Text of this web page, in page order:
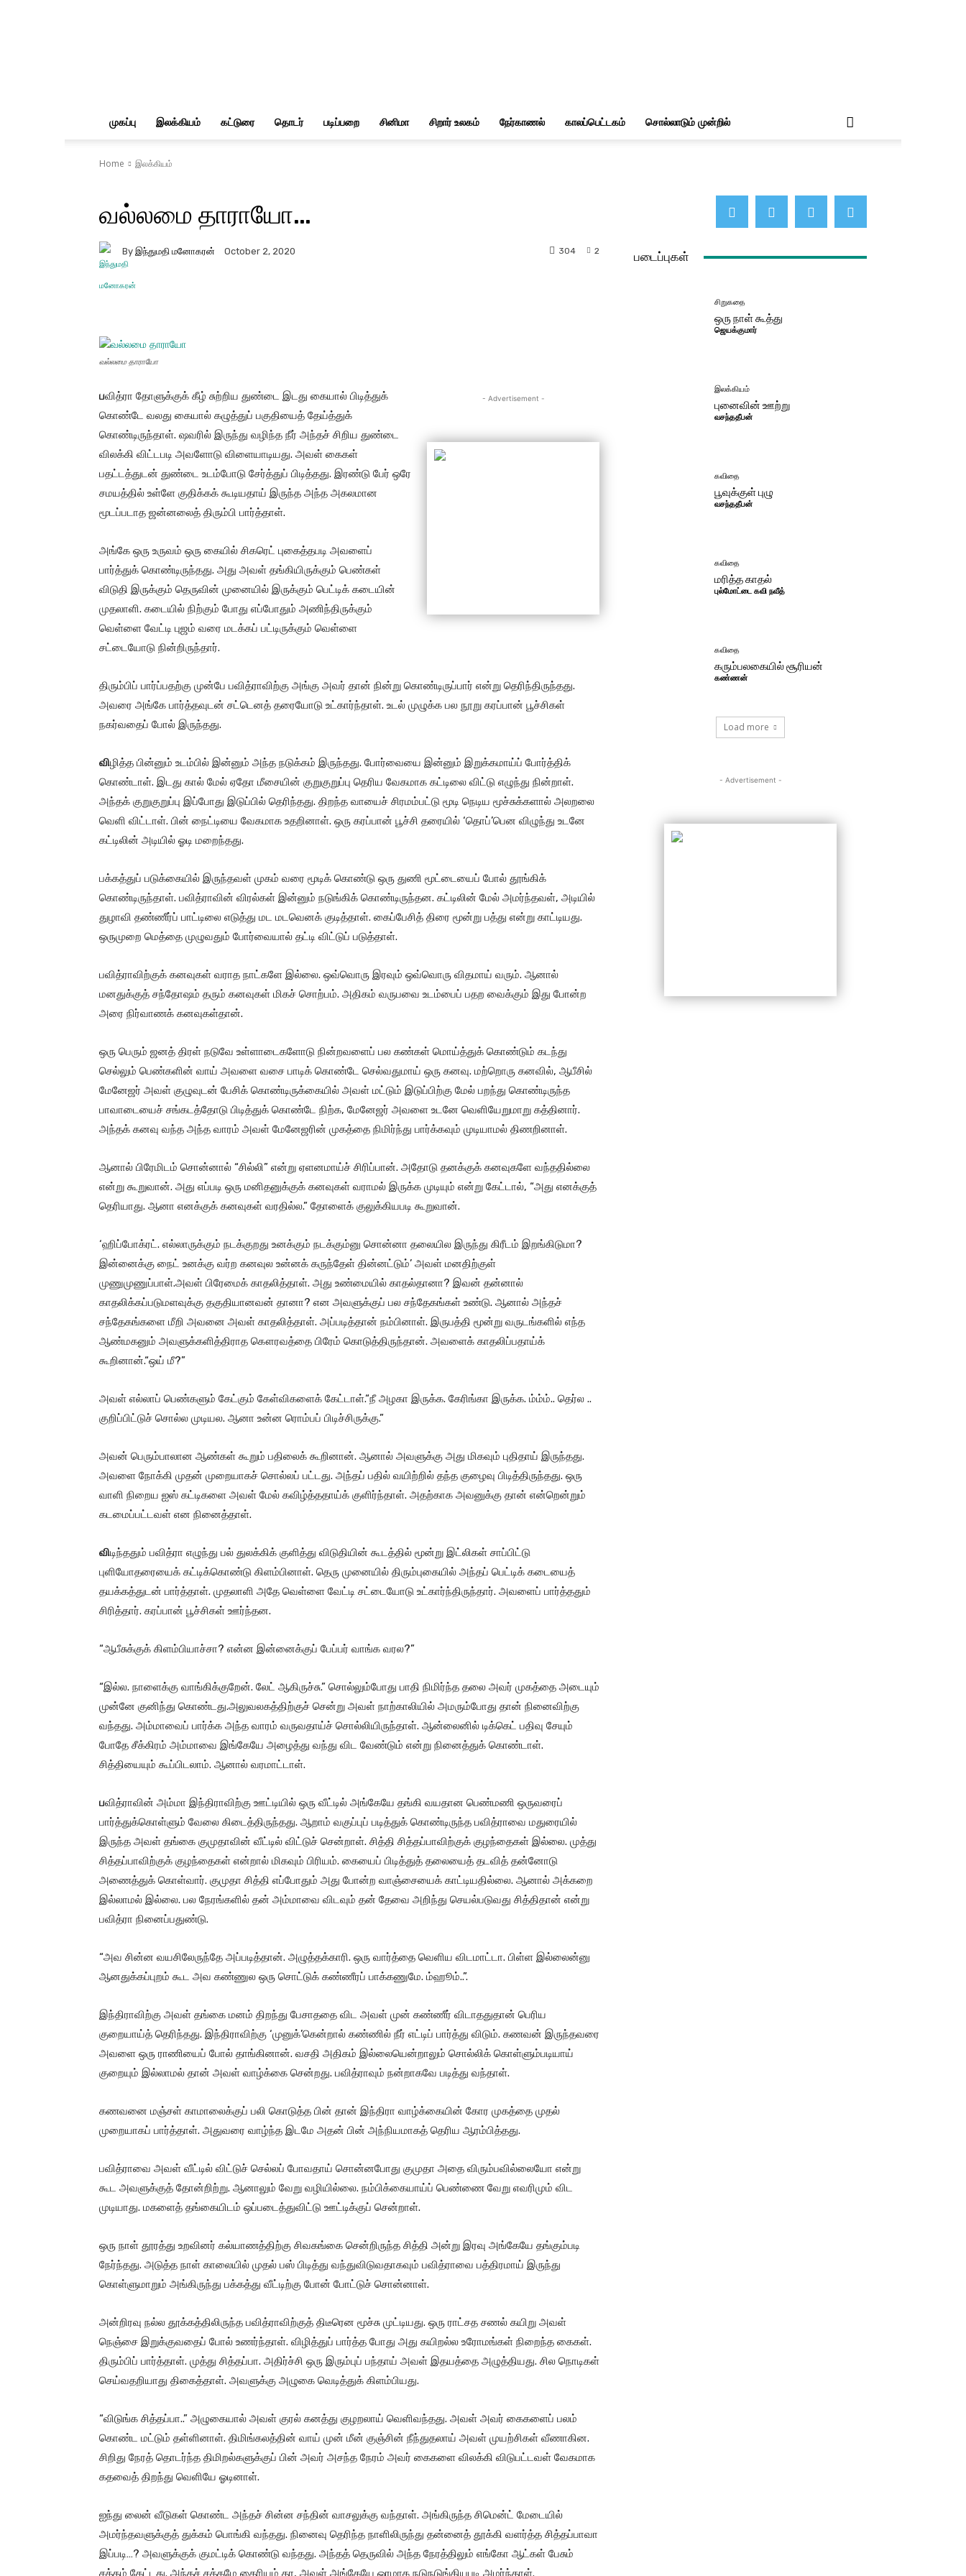
முகப்பு இலக்கியம் கட்டுரை தொடர் படிப்பறை சினிமா சிறார் உலகம் நேர்காணல் காலப்பெட்டகம் சொல்லாடும் முன்றில்
Home இலக்கியம்
வல்லமை தாராயோ…
By இந்துமதி மனோகரன் October 2, 2020 2
304
வல்லமை தாராயோ
- Advertisement -
பவித்ரா தோளுக்குக் கீழ் சுற்றிய துண்டை இடது கையால் பிடித்துக்
கொண்டே வலது கையால் கழுத்துப் பகுதியைத் தேய்த்துக்
கொண்டிருந்தாள். ஷவரில் இருந்து வழிந்த நீர் அந்தச் சிறிய துண்டை
விலக்கி விட்டபடி அவளோடு விளையாடியது. அவள் கைகள்
பதட்டத்துடன் துண்டை உடம்போடு சேர்த்துப் பிடித்தது. இரண்டு பேர் ஒரே
சமயத்தில் உள்ளே குதிக்கக் கூடியதாய் இருந்த அந்த அகலமான
மூடப்படாத ஜன்னலைத் திரும்பி பார்த்தாள்.
அங்கே ஒரு உருவம் ஒரு கையில் சிகரெட் புகைத்தபடி அவளைப்
பார்த்துக் கொண்டிருந்தது. அது அவள் தங்கியிருக்கும் பெண்கள்
விடுதி இருக்கும் தெருவின் முனையில் இருக்கும் பெட்டிக் கடையின்
முதலாளி. கடையில் நிற்கும் போது எப்போதும் அணிந்திருக்கும்
வெள்ளை வேட்டி புஜம் வரை மடக்கப் பட்டிருக்கும் வெள்ளை
சட்டையோடு நின்றிருந்தார்.
திரும்பிப் பார்ப்பதற்கு முன்பே பவித்ராவிற்கு அங்கு அவர் தான் நின்று கொண்டிருப்பார் என்று தெரிந்திருந்தது.
அவரை அங்கே பார்த்தவுடன் சட்டெனத் தரையோடு உட்கார்ந்தாள். உடல் முழுக்க பல நூறு கரப்பான் பூச்சிகள்
நகர்வதைப் போல் இருந்தது.
விழித்த பின்னும் உடம்பில் இன்னும் அந்த நடுக்கம் இருந்தது. போர்வையை இன்னும் இறுக்கமாய்ப் போர்த்திக்
கொண்டாள். இடது கால் மேல் ஏதோ மீசையின் குறுகுறுப்பு தெரிய வேகமாக கட்டிலை விட்டு எழுந்து நின்றாள்.
அந்தக் குறுகுறுப்பு இப்போது இடுப்பில் தெரிந்தது. திறந்த வாயைச் சிரமம்பட்டு மூடி நெடிய மூச்சுக்களால் அலறலை
வெளி விட்டாள். பின் நைட்டியை வேகமாக உதறினாள். ஒரு கரப்பான் பூச்சி தரையில் ‘தொப்’பென விழுந்து உடனே
கட்டிலின் அடியில் ஓடி மறைந்தது.
பக்கத்துப் படுக்கையில் இருந்தவள் முகம் வரை மூடிக் கொண்டு ஒரு துணி மூட்டையைப் போல் தூங்கிக்
கொண்டிருந்தாள். பவித்ராவின் விரல்கள் இன்னும் நடுங்கிக் கொண்டிருந்தன. கட்டிலின் மேல் அமர்ந்தவள், அடியில்
துழாவி தண்ணீர்ப் பாட்டிலை எடுத்து மட மடவெனக் குடித்தாள். கைப்பேசித் திரை மூன்று பத்து என்று காட்டியது.
ஒருமுறை மெத்தை முழுவதும் போர்வையால் தட்டி விட்டுப் படுத்தாள்.
பவித்ராவிற்குக் கனவுகள் வராத நாட்களே இல்லை. ஒவ்வொரு இரவும் ஒவ்வொரு விதமாய் வரும். ஆனால்
மனதுக்குத் சந்தோஷம் தரும் கனவுகள் மிகச் சொற்பம். அதிகம் வருபவை உடம்பைப் பதற வைக்கும் இது போன்ற
அரை நிர்வாணக் கனவுகள்தான்.
ஒரு பெரும் ஜனத் திரள் நடுவே உள்ளாடைகளோடு நின்றவளைப் பல கண்கள் மொய்த்துக் கொண்டும் கடந்து
செல்லும் பெண்களின் வாய் அவளை வசை பாடிக் கொண்டே செல்வதுமாய் ஒரு கனவு. மற்றொரு கனவில், ஆபீசில்
மேனேஜர் அவள் குழுவுடன் பேசிக் கொண்டிருக்கையில் அவள் மட்டும் இடுப்பிற்கு மேல் பறந்து கொண்டிருந்த
பாவாடையைச் சங்கடத்தோடு பிடித்துக் கொண்டே நிற்க, மேனேஜர் அவளை உடனே வெளியேறுமாறு கத்தினார்.
அந்தக் கனவு வந்த அந்த வாரம் அவள் மேனேஜரின் முகத்தை நிமிர்ந்து பார்க்கவும் முடியாமல் திணறினாள்.
ஆனால் பிரேமிடம் சொன்னால் “சில்லி” என்று ஏளனமாய்ச் சிரிப்பான். அதோடு தனக்குக் கனவுகளே வந்ததில்லை
என்று கூறுவான். அது எப்படி ஒரு மனிதனுக்குக் கனவுகள் வராமல் இருக்க முடியும் என்று கேட்டால், “அது எனக்குத்
தெரியாது. ஆனா எனக்குக் கனவுகள் வரதில்ல.” தோளைக் குலுக்கியபடி கூறுவான்.
‘ஹிப்போக்ரட். எல்லாருக்கும் நடக்குறது உனக்கும் நடக்கும்னு சொன்னா தலையில இருந்து கிரீடம் இறங்கிடுமா?
இன்னைக்கு நைட் உனக்கு வர்ற கனவுல உன்னக் கருந்தேள் தின்னட்டும்’ அவள் மனதிற்குள்
முணுமுணுப்பாள்.அவள் பிரேமைக் காதலித்தாள். அது உண்மையில் காதல்தானா? இவன் தன்னால்
காதலிக்கப்படுமளவுக்கு தகுதியானவன் தானா? என அவளுக்குப் பல சந்தேகங்கள் உண்டு. ஆனால் அந்தச்
சந்தேகங்களை மீறி அவனை அவள் காதலித்தாள். அப்படித்தான் நம்பினாள். இருபத்தி மூன்று வருடங்களில் எந்த
ஆண்மகனும் அவளுக்களித்திராத கௌரவத்தை பிரேம் கொடுத்திருந்தான். அவளைக் காதலிப்பதாய்க்
கூறினான்.“ஒய் மீ?”
அவள் எல்லாப் பெண்களும் கேட்கும் கேள்விகளைக் கேட்டாள்.“நீ அழகா இருக்க. கேரிங்கா இருக்க. ம்ம்ம்.. தெர்ல ..
குறிப்பிட்டுச் சொல்ல முடியல. ஆனா உன்ன ரொம்பப் பிடிச்சிருக்கு.”
அவன் பெரும்பாலான ஆண்கள் கூறும் பதிலைக் கூறினான். ஆனால் அவளுக்கு அது மிகவும் புதிதாய் இருந்தது.
அவளை நோக்கி முதன் முறையாகச் சொல்லப் பட்டது. அந்தப் பதில் வயிற்றில் தந்த குழைவு பிடித்திருந்தது. ஒரு
வாளி நிறைய ஐஸ் கட்டிகளை அவள் மேல் கவிழ்த்ததாய்க் குளிர்ந்தாள். அதற்காக அவனுக்கு தான் என்றென்றும்
கடமைப்பட்டவள் என நினைத்தாள்.
விடிந்ததும் பவித்ரா எழுந்து பல் துலக்கிக் குளித்து விடுதியின் கூடத்தில் மூன்று இட்லிகள் சாப்பிட்டு
புளியோதரையைக் கட்டிக்கொண்டு கிளம்பினாள். தெரு முனையில் திரும்புகையில் அந்தப் பெட்டிக் கடையைத்
தயக்கத்துடன் பார்த்தாள். முதலாளி அதே வெள்ளை வேட்டி சட்டையோடு உட்கார்ந்திருந்தார். அவளைப் பார்த்ததும்
சிரித்தார். கரப்பான் பூச்சிகள் ஊர்ந்தன.
“ஆபீசுக்குக் கிளம்பியாச்சா? என்ன இன்னைக்குப் பேப்பர் வாங்க வரல?”
“இல்ல. நாளைக்கு வாங்கிக்குறேன். லேட் ஆகிருச்சு.” சொல்லும்போது பாதி நிமிர்ந்த தலை அவர் முகத்தை அடையும்
முன்னே குனிந்து கொண்டது.அலுவலகத்திற்குச் சென்று அவள் நாற்காலியில் அமரும்போது தான் நினைவிற்கு
வந்தது. அம்மாவைப் பார்க்க அந்த வாரம் வருவதாய்ச் சொல்லியிருந்தாள். ஆன்லைனில் டிக்கெட் பதிவு சேயும்
போதே சீக்கிரம் அம்மாவை இங்கேயே அழைத்து வந்து விட வேண்டும் என்று நினைத்துக் கொண்டாள்.
சித்தியையும் கூப்பிடலாம். ஆனால் வரமாட்டாள்.
பவித்ராவின் அம்மா இந்திராவிற்கு ஊட்டியில் ஒரு வீட்டில் அங்கேயே தங்கி வயதான பெண்மணி ஒருவரைப்
பார்த்துக்கொள்ளும் வேலை கிடைத்திருந்தது. ஆறாம் வகுப்புப் படித்துக் கொண்டிருந்த பவித்ராவை மதுரையில்
இருந்த அவள் தங்கை குமுதாவின் வீட்டில் விட்டுச் சென்றாள். சித்தி சித்தப்பாவிற்குக் குழந்தைகள் இல்லை. முத்து
சித்தப்பாவிற்குக் குழந்தைகள் என்றால் மிகவும் பிரியம். கையைப் பிடித்துத் தலையைத் தடவித் தன்னோடு
அணைத்துக் கொள்வார். குமுதா சித்தி எப்போதும் அது போன்ற வாஞ்சையைக் காட்டியதில்லை. ஆனால் அக்கறை
இல்லாமல் இல்லை. பல நேரங்களில் தன் அம்மாவை விடவும் தன் தேவை அறிந்து செயல்படுவது சித்திதான் என்று
பவித்ரா நினைப்பதுண்டு.
“அவ சின்ன வயசிலேருந்தே அப்படித்தான். அழுத்தக்காரி. ஒரு வார்த்தை வெளிய விடமாட்டா. பிள்ள இல்லைன்னு
ஆனதுக்கப்புறம் கூட அவ கண்ணுல ஒரு சொட்டுக் கண்ணீரப் பாக்கணுமே. ம்ஹூம்..”.
இந்திராவிற்கு அவள் தங்கை மனம் திறந்து பேசாததை விட அவள் முன் கண்ணீர் விடாததுதான் பெரிய
குறையாய்த் தெரிந்தது. இந்திராவிற்கு ‘முனுக்’கென்றால் கண்ணில் நீர் எட்டிப் பார்த்து விடும். கணவன் இருந்தவரை
அவளை ஒரு ராணியைப் போல் தாங்கினான். வசதி அதிகம் இல்லையென்றாலும் சொல்லிக் கொள்ளும்படியாய்
குறையும் இல்லாமல் தான் அவள் வாழ்க்கை சென்றது. பவித்ராவும் நன்றாகவே படித்து வந்தாள்.
கணவனை மஞ்சள் காமாலைக்குப் பலி கொடுத்த பின் தான் இந்திரா வாழ்க்கையின் கோர முகத்தை முதல்
முறையாகப் பார்த்தாள். அதுவரை வாழ்ந்த இடமே அதன் பின் அந்நியமாகத் தெரிய ஆரம்பித்தது.
பவித்ராவை அவள் வீட்டில் விட்டுச் செல்லப் போவதாய் சொன்னபோது குமுதா அதை விரும்பவில்லையோ என்று
கூட அவளுக்குத் தோன்றிற்று. ஆனாலும் வேறு வழியில்லை. நம்பிக்கையாய்ப் பெண்ணை வேறு எவரிமும் விட
முடியாது. மகளைத் தங்கையிடம் ஒப்படைத்துவிட்டு ஊட்டிக்குப் சென்றாள்.
ஒரு நாள் தூரத்து உறவினர் கல்யாணத்திற்கு சிவகங்கை சென்றிருந்த சித்தி அன்று இரவு அங்கேயே தங்கும்படி
நேர்ந்தது. அடுத்த நாள் காலையில் முதல் பஸ் பிடித்து வந்துவிடுவதாகவும் பவித்ராவை பத்திரமாய் இருந்து
கொள்ளுமாறும் அங்கிருந்து பக்கத்து வீட்டிற்கு போன் போட்டுச் சொன்னாள்.
அன்றிரவு நல்ல தூக்கத்திலிருந்த பவித்ராவிற்குத் திடீரென மூச்சு முட்டியது. ஒரு ராட்சத சணல் கயிறு அவள்
நெஞ்சை இறுக்குவதைப் போல் உணர்ந்தாள். விழித்துப் பார்த்த போது அது கயிறல்ல உரோமங்கள் நிறைந்த கைகள்.
திரும்பிப் பார்த்தாள். முத்து சித்தப்பா. அதிர்ச்சி ஒரு இரும்புப் பந்தாய் அவள் இதயத்தை அழுத்தியது. சில நொடிகள்
செய்வதறியாது திகைத்தாள். அவளுக்கு அழுகை வெடித்துக் கிளம்பியது.
“விடுங்க சித்தப்பா..” அழுகையால் அவள் குரல் கனத்து குழறலாய் வெளிவந்தது. அவள் அவர் கைகளைப் பலம்
கொண்ட மட்டும் தள்ளினாள். திமிங்கலத்தின் வாய் முன் மீன் குஞ்சின் நீந்துதலாய் அவள் முயற்சிகள் வீணாகின.
சிறிது நேரத் தொடர்ந்த திமிறல்களுக்குப் பின் அவர் அசந்த நேரம் அவர் கைகளை விலக்கி விடுபட்டவள் வேகமாக
கதவைத் திறந்து வெளியே ஓடினாள்.
ஐந்து லைன் வீடுகள் கொண்ட அந்தச் சின்ன சந்தின் வாசலுக்கு வந்தாள். அங்கிருந்த சிமென்ட் மேடையில்
அமர்ந்தவளுக்குத் துக்கம் பொங்கி வந்தது. நினைவு தெரிந்த நாளிலிருந்து தன்னைத் தூக்கி வளர்த்த சித்தப்பாவா
இப்படி…? அவளுக்குக் குமட்டிக் கொண்டு வந்தது. அந்தத் தெருவில் அந்த நேரத்திலும் எங்கோ ஆட்கள் பேசும்
சத்தம் கேட்டது. அந்தச் சத்தமே தைரியம் தர, அவள் அங்கேயே ஓரமாக நடுநடுங்கியபடி அமர்ந்தாள்.
படைப்புகள்
சிறுகதை
ஒரு நாள் கூத்து
ஜெயக்குமார்
இலக்கியம்
புனைவின் ஊற்று
வசந்ததீபன்
கவிதை
பூவுக்குள் புழு
வசந்ததீபன்
கவிதை
மரித்த காதல்
புல்மோட்டை கவி நவீத்
கவிதை
கரும்பலகையில் சூரியன்
கண்ணன்
Load more
- Advertisement -